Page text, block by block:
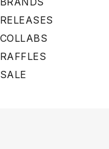
RELEASES
COLLABS
RAFFLES
SALE